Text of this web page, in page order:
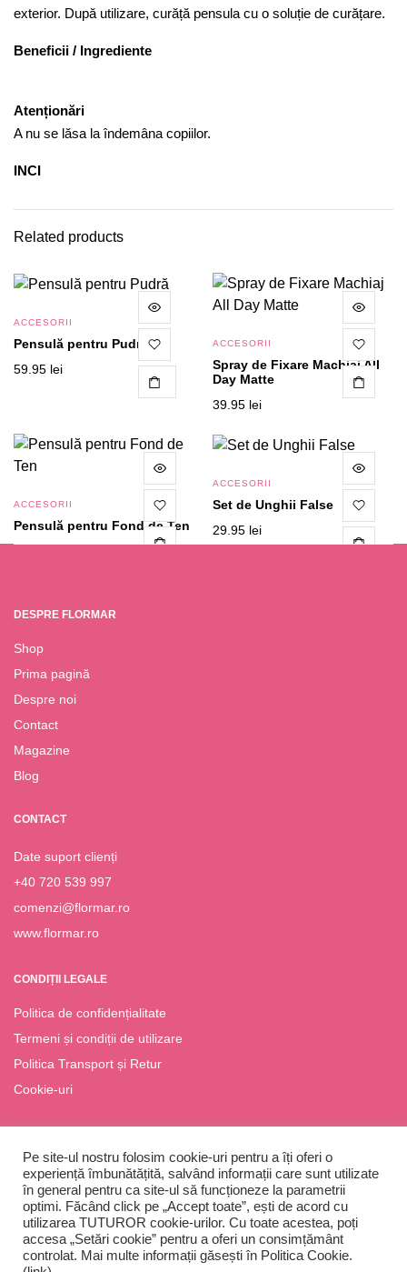
exterior. După utilizare, curăță pensula cu o soluție de curățare.
Beneficii / Ingrediente
Atenționări
A nu se lăsa la îndemâna copiilor.
INCI
Related products
ACCESORII
Pensulă pentru Pudră
59.95 lei
ACCESORII
Spray de Fixare Machiaj All
Day Matte
39.95 lei
ACCESORII
Pensulă pentru Fond de Ten
ACCESORII
Set de Unghii False
29.95 lei
DESPRE FLORMAR
Shop
Prima pagină
Despre noi
Contact
Magazine
Blog
CONTACT
Date suport clienți
+40 720 539 997
comenzi@flormar.ro
www.flormar.ro
CONDIȚII LEGALE
Politica de confidențialitate
Termeni și condiții de utilizare
Politica Transport și Retur
Cookie-uri
Flormar România © Copyright 2023
Pe site-ul nostru folosim cookie-uri pentru a îți oferi o
experiență îmbunătățită, salvând informații care sunt utilizate
în general pentru ca site-ul să funcționeze la parametrii
optimi. Făcând click pe „Accept toate”, ești de acord cu
utilizarea TUTUROR cookie-urilor. Cu toate acestea, poți
accesa „Setări cookie” pentru a oferi un consimțământ
controlat. Mai multe informații găsești în Politica Cookie.
4